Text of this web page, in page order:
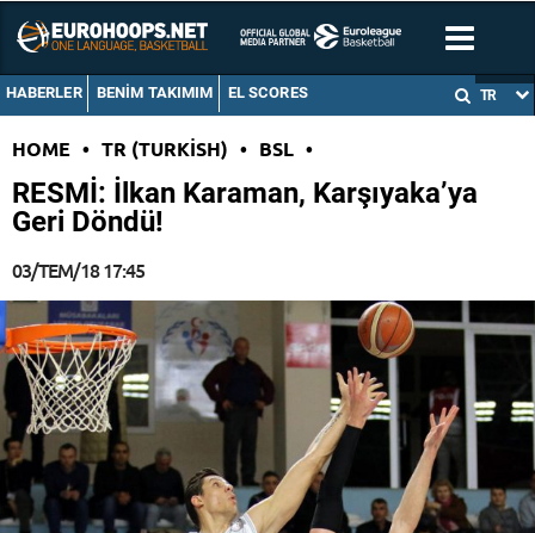
HABERLER BENIM TAKIMIM EL SCORES TR
HOME • TR (TURKISH) • BSL •
RESMİ: İlkan Karaman, Karşıyaka’ya
Geri Döndü!
03/TEM/18 17:45